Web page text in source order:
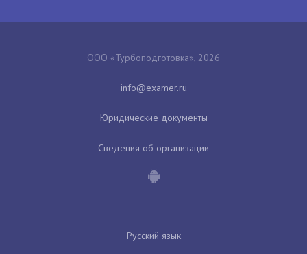
ООО «Турбоподготовка», 2026
Юридические документы
Сведения об организации
Русский язык